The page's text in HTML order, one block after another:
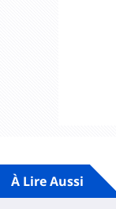
À Lire Aussi